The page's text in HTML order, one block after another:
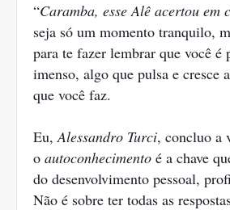
“Caramba, esse Alê acertou em
seja só um momento tranquilo,
para te fazer lembrar que você é
imenso, algo que pulsa e cresce
que você faz.
Eu,Alessandro Turci, concluo a
o autoconhecimento é a chave
do desenvolvimento pessoal,
Não é sobre ter todas as